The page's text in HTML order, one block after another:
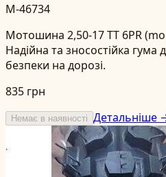
M-46734
Мотошина 2,50-17 TT 6PR
Надійна та зносостійка гума
безпеки на дорозі.
835 грн
Немає в наявності Детальніше